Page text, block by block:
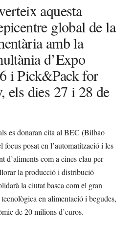
aquesta
global de la
amb la
d’Expo
i Pick&Pack for
els dies 27 i 28 de
es donaran cita al BEC (Bilbao
posat en l’automatització i les
d’aliments com a eines clau per
la producció i distribució
la ciutat basca com el gran
en alimentació i begudes,
de 20 milions d’euros.